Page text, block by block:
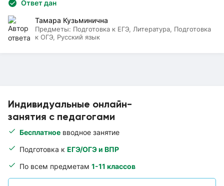
Индивидуальные онлайн-
занятия с педагогами
Бесплатное вводное занятие
Подготовка к ЕГЭ/ОГЭ и ВПР
По всем предметам 1-11 классов
Ответ дан
Тамара Кузьминична
Предметы: Подготовка к ЕГЭ, Литература, Подготовка
к ОГЭ, Русский язык